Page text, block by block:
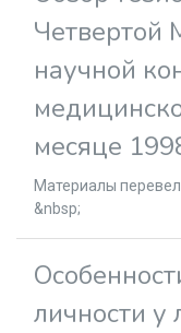
Четвертой
научной
месяце
Материалы
&nbsp;
личности